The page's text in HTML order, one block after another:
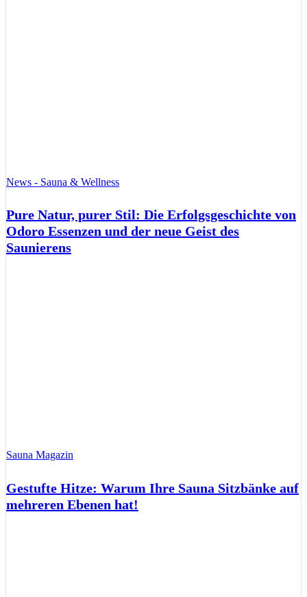
News - Sauna & Wellness
Pure Natur, purer Stil: Die Erfolgsgeschichte von
Odoro Essenzen und der neue Geist des
Saunierens
Sauna Magazin
Gestufte Hitze: Warum Ihre Sauna Sitzbänke auf
mehreren Ebenen hat!